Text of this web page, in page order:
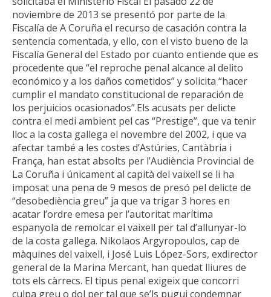
noviembre de 2013 se presentó por parte de la
Fiscalía de A Coruña el recurso de casación contra la
sentencia comentada, y ello, con el visto bueno de la
Fiscalía General del Estado por cuanto entiende que es
procedente que “el reproche penal alcance al delito
económico y a los daños cometidos” y solicita “hacer
cumplir el mandato constitucional de reparación de
los perjuicios ocasionados”.Els acusats per delicte
contra el medi ambient pel cas “Prestige”, que va tenir
lloc a la costa gallega el novembre del 2002, i que va
afectar també a les costes d’Astúries, Cantàbria i
França, han estat absolts per l’Audiència Provincial de
La Coruña i únicament al capità del vaixell se li ha
imposat una pena de 9 mesos de presó pel delicte de
“desobediència greu” ja que va trigar 3 hores en
acatar l’ordre emesa per l’autoritat marítima
espanyola de remolcar el vaixell per tal d’allunyar-lo
de la costa gallega. Nikolaos Argyropoulos, cap de
màquines del vaixell, i José Luis López-Sors, exdirector
general de la Marina Mercant, han quedat lliures de
tots els càrrecs. El tipus penal exigeix que concorri
culpa greu o dol per tal que se’ls pugui condemnar